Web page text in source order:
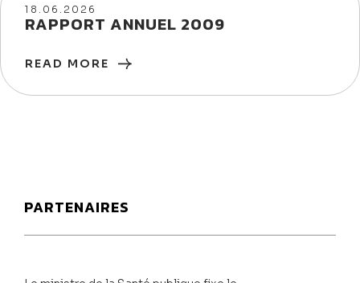
18/06/2026
18.06.2026
RAPPORT ANNUEL 2009
READ MORE
PARTENAIRES